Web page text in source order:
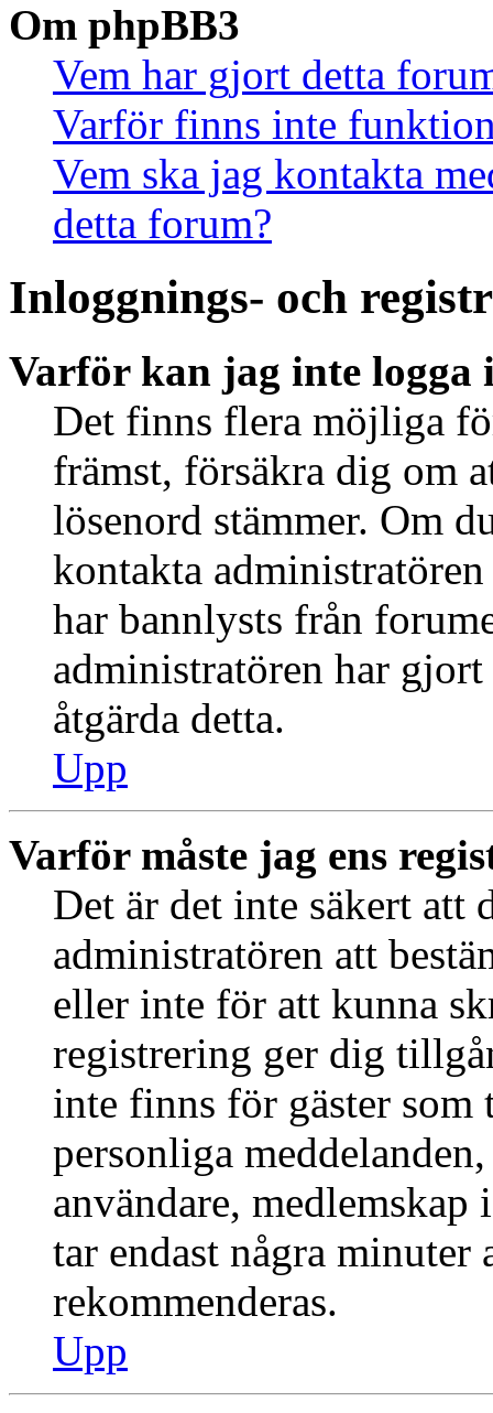
Om phpBB3
Vem har gjort detta
Varför finns inte
Vem ska jag kontakta
detta forum?
Inloggnings- och
Varför kan jag inte logga
Det finns flera möjliga
främst, försäkra dig om
lösenord stämmer. Om
kontakta
har bannlysts från
administratören har
åtgärda detta.
Upp
Varför måste jag ens
Det är det inte säkert att
administratören att
eller inte för att kunna
registrering ger dig
inte finns för gäster
personliga
användare, medlemskap
tar endast några minuter
rekommenderas.
Upp